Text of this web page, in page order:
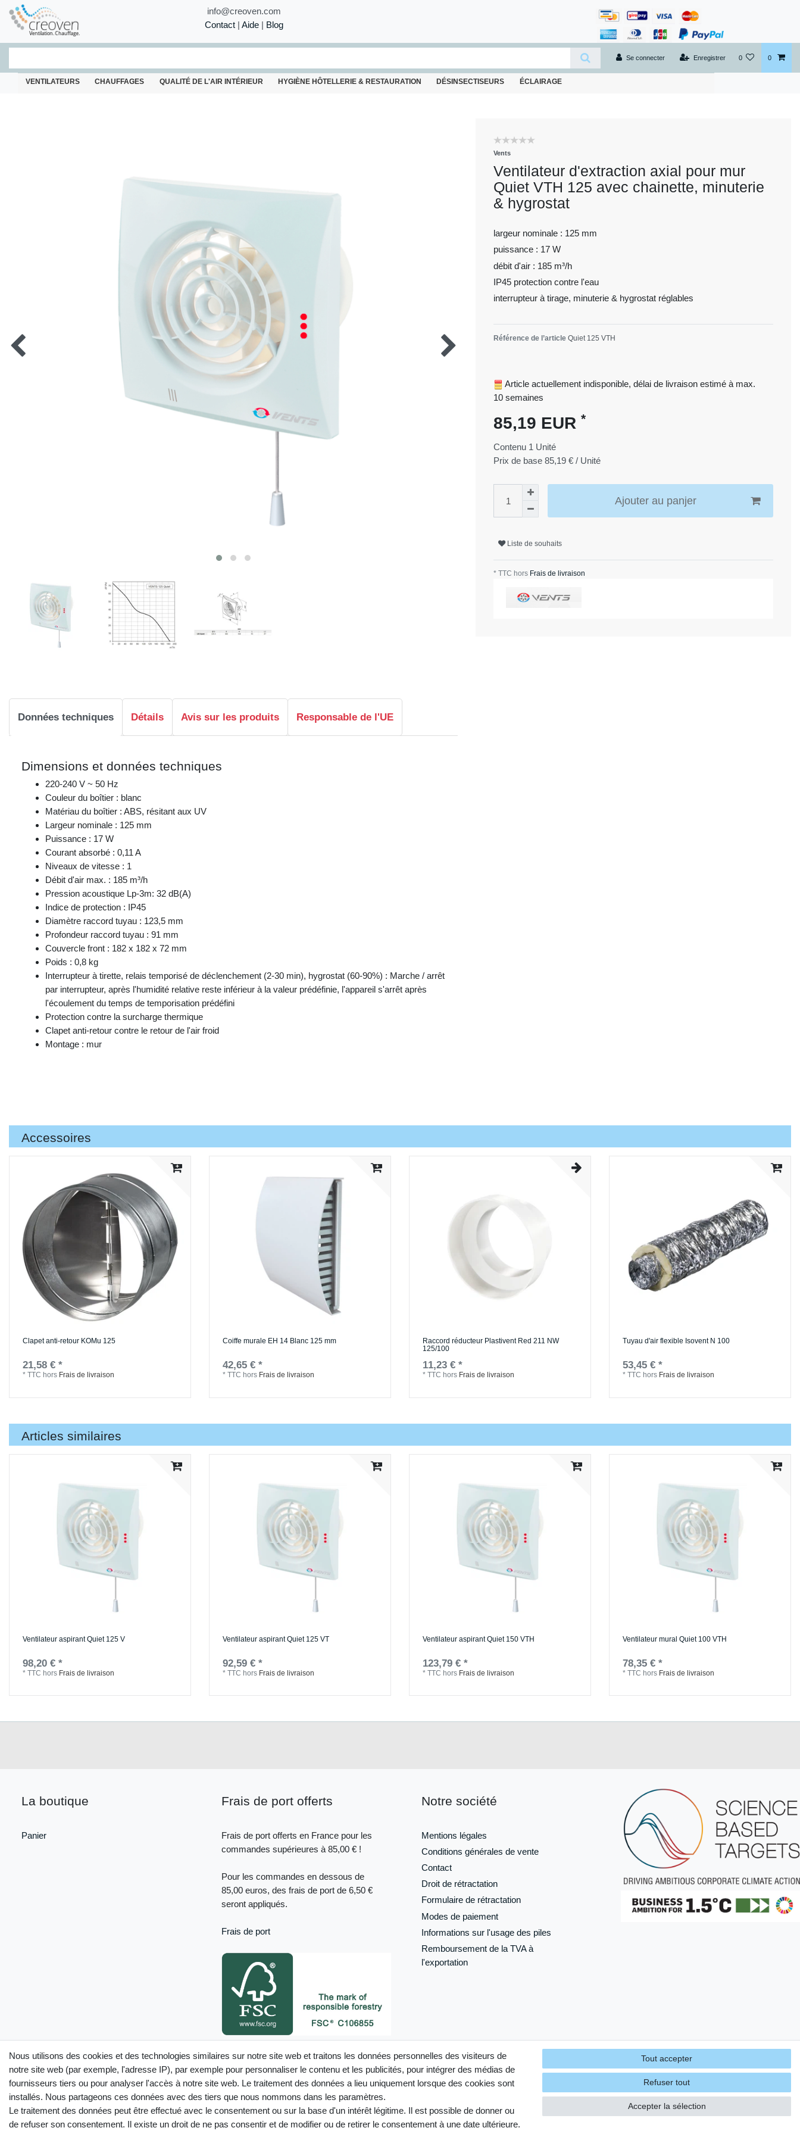
info@creoven.com
Contact| Aide| Blog
Se connecter Enregistrer 0 0
VENTILATEURS CHAUFFAGES QUALITÉ DE L'AIR INTÉRIEUR HYGIÈNE HÔTELLERIE & RESTAURATION DÉSINSECTISEURS ÉCLAIRAGE
Vents
Ventilateur d'extraction axial pour mur
Quiet VTH 125 avec chainette, minuterie
& hygrostat
largeur nominale : 125 mm
puissance : 17 W
débit d'air : 185 m³/h
IP45 protection contre l'eau
interrupteur à tirage, minuterie & hygrostat réglables
Référence de l’article Quiet 125 VTH
Article actuellement indisponible, délai de livraison estimé à max.
10 semaines
85,19 EUR *
Contenu 1 Unité
Prix de base 85,19 € / Unité
Ajouter au panjer
Liste de souhaits
* TTC hors Frais de livraison
Données techniques Détails Avis sur les produits Responsable de l'UE
Dimensions et données techniques
220-240 V ~ 50 Hz
Couleur du boîtier : blanc
Matériau du boîtier : ABS, résitant aux UV
Largeur nominale : 125 mm
Puissance : 17 W
Courant absorbé : 0,11 A
Niveaux de vitesse : 1
Débit d'air max. : 185 m³/h
Pression acoustique Lp-3m: 32 dB(A)
Indice de protection : IP45
Diamètre raccord tuyau : 123,5 mm
Profondeur raccord tuyau : 91 mm
Couvercle front : 182 x 182 x 72 mm
Poids : 0,8 kg
Interrupteur à tirette, relais temporisé de déclenchement (2-30 min), hygrostat (60-90%) : Marche / arrêt
par interrupteur, après l'humidité relative reste inférieur à la valeur prédéfinie, l'appareil s'arrêt après
l'écoulement du temps de temporisation prédéfini
Protection contre la surcharge thermique
Clapet anti-retour contre le retour de l'air froid
Montage : mur
Accessoires
Clapet anti-retour KOMu 125
21,58 € *
*TTC hors Frais de livraison
Coiffe murale EH 14 Blanc 125 mm
42,65 € *
*TTC hors Frais de livraison
Raccord réducteur Plastivent Red 211 NW
125/100
11,23 € *
*TTC hors Frais de livraison
Tuyau d'air flexible Isovent N 100
53,45 € *
*TTC hors Frais de livraison
Articles similaires
Ventilateur aspirant Quiet 125 V
98,20 € *
*TTC hors Frais de livraison
Ventilateur aspirant Quiet 125 VT
92,59 € *
*TTC hors Frais de livraison
Ventilateur aspirant Quiet 150 VTH
123,79 € *
*TTC hors Frais de livraison
Ventilateur mural Quiet 100 VTH
78,35 € *
*TTC hors Frais de livraison
La boutique
Panier
Frais de port offerts
Frais de port offerts en France pour les
commandes supérieures à 85,00 € !
Pour les commandes en dessous de
85,00 euros, des frais de port de 6,50 €
seront appliqués.
Frais de port
Seuls les produits désignés comme tels sur ce site
internet sont certifiés FSC®
Notre société
Mentions légales
Conditions générales de vente
Contact
Droit de rétractation
Formulaire de rétractation
Modes de paiement
Informations sur l'usage des piles
Remboursement de la TVA à
l'exportation
Droit de rétractation Mentions légales Déclaration de confidentialité Conditions générales
Nous utilisons des cookies et des technologies similaires sur notre site web et traitons les données personnelles des visiteurs de
notre site web (par exemple, l'adresse IP), par exemple pour personnaliser le contenu et les publicités, pour intégrer des médias de
fournisseurs tiers ou pour analyser l'accès à notre site web. Le traitement des données a lieu uniquement lorsque des cookies sont
installés. Nous partageons ces données avec des tiers que nous nommons dans les paramètres.
Le traitement des données peut être effectué avec le consentement ou sur la base d'un intérêt légitime. Il est possible de donner ou
de refuser son consentement. Il existe un droit de ne pas consentir et de modifier ou de retirer le consentement à une date ultérieure.
Tout accepter
Refuser tout
Accepter la sélection